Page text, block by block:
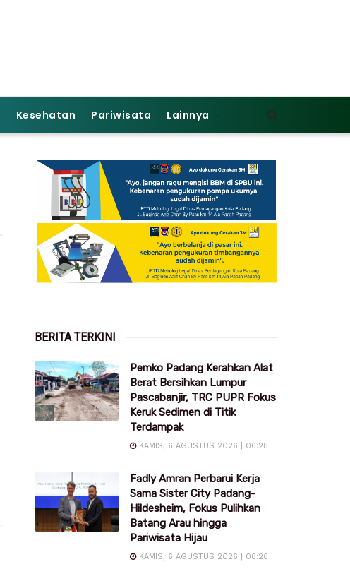
Kesehatan Pariwisata Lainnya
BERITA TERKINI
Pemko Padang Kerahkan Alat
Berat Bersihkan Lumpur
Pascabanjir, TRC PUPR Fokus
Keruk Sedimen di Titik
Terdampak
KAMIS, 6 AGUSTUS 2026 | 06:28
Fadly Amran Perbarui Kerja
Sama Sister City Padang-
Hildesheim, Fokus Pulihkan
Batang Arau hingga
Pariwisata Hijau
KAMIS, 6 AGUSTUS 2026 | 06:26